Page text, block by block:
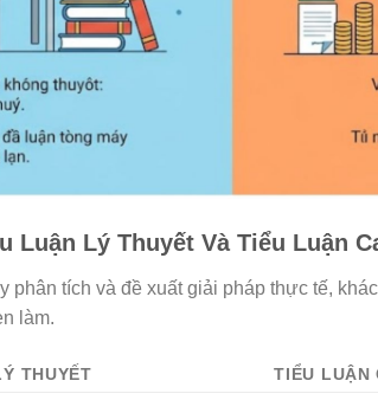
Luận Lý Thuyết Và Tiểu Luận
phân tích và đề xuất giải pháp thực tế,
làm.
THUYẾT
TIỂU LUẬN